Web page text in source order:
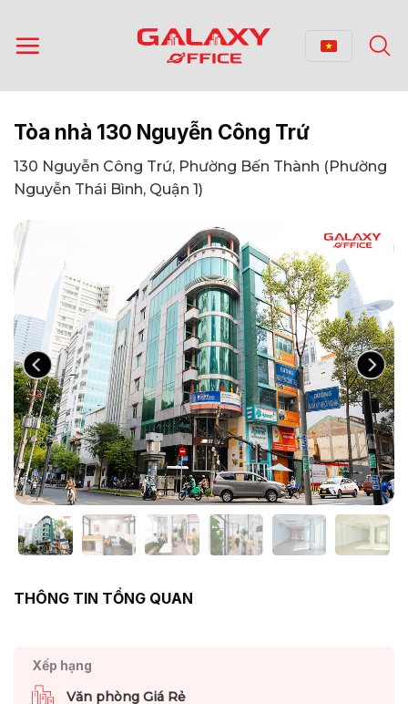
qua
nội
Tòa nhà 130 Nguyễn Công Trứ
130 Nguyễn Công Trứ, Phường Bến Thành (Phường
Nguyễn Thái Bình, Quận 1)
THÔNG TIN TỔNG QUAN
Xếp hạng
Văn phòng Giá Rẻ